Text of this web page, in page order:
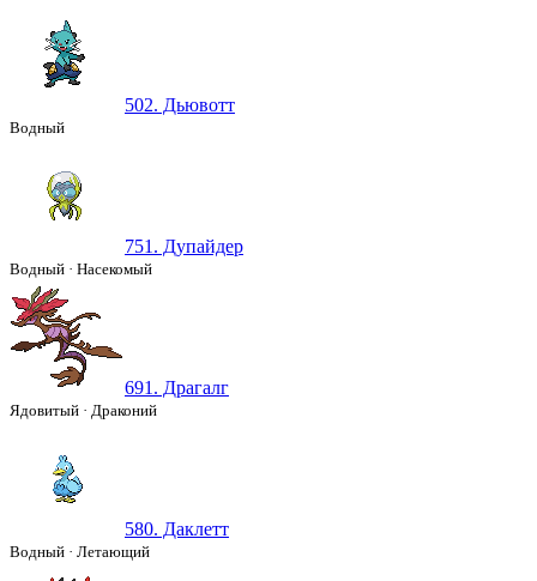
502. Дьювотт
Водный
751. Дупайдер
Водный · Насекомый
691. Драгалг
Ядовитый · Драконий
580. Даклетт
Водный · Летающий